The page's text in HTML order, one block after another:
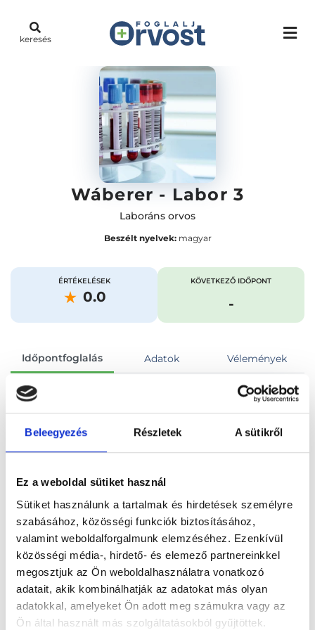
Beleegyezés Részletek A sütikről
Ez a weboldal sütiket használ
Sütiket használunk a tartalmak és hirdetések személyre
szabásához, közösségi funkciók biztosításához,
valamint weboldalforgalmunk elemzéséhez. Ezenkívül
közösségi média-, hirdető- és elemező partnereinkkel
megosztjuk az Ön weboldalhasználatra vonatkozó
adatait, akik kombinálhatják az adatokat más olyan
adatokkal, amelyeket Ön adott meg számukra vagy az
Ön által használt más szolgáltatásokból gyűjtöttek.
keresés
Wáberer - Labor 3
Laboráns orvos
Beszélt nyelvek:magyar
ÉRTÉKELÉSEK
0.0
KÖVETKEZŐ IDŐPONT
-
Időpontfoglalás Adatok Vélemények
Összes szakterület Alap vérvételi panel
Főoldal Orvosok Laboráns orvos
Laboráns orvos, Budapest, XII. kerület
Wáberer - Labor 3